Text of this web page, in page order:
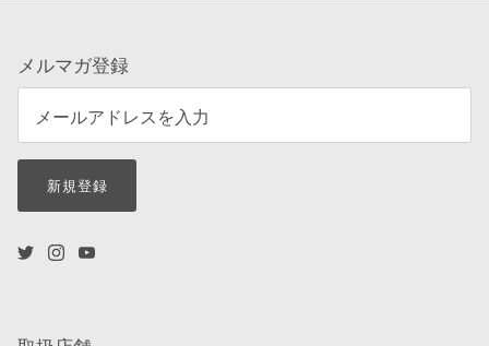
メルマガ登録
新規登録